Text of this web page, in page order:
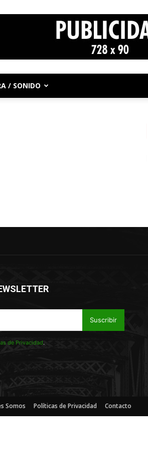
/ SONIDO
Suscribir
de Privacidad.
Somos Políticas de Privacidad Contacto